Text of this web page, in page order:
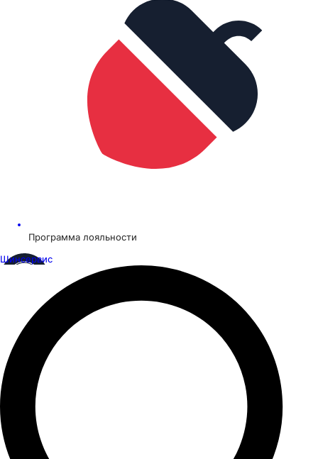
Программа лояльности
Шинсервис